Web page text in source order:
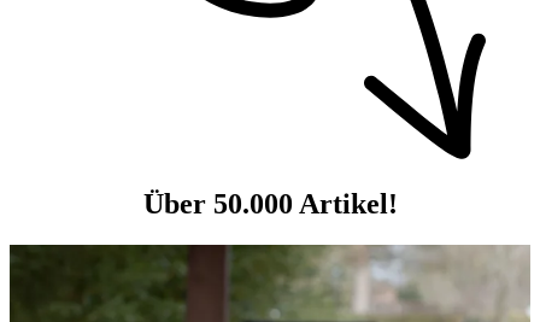
Über 50.000 Artikel!